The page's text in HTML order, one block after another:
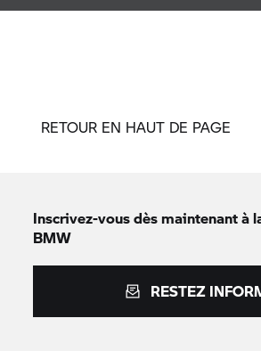
RETOUR EN HAUT DE PAGE
Inscrivez-vous dès maintenant à
BMW
RESTEZ